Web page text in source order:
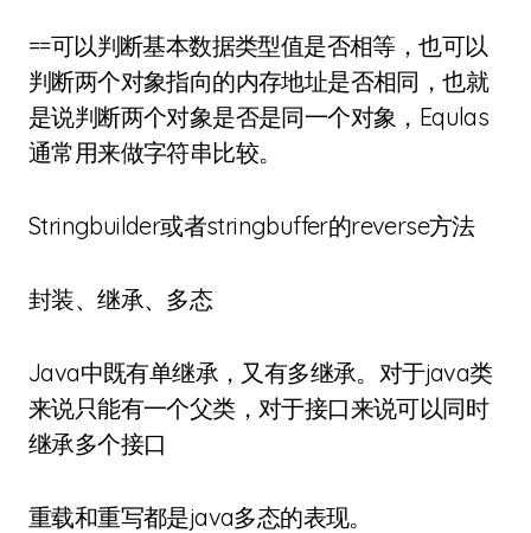
==可以判断基本数据类型值是否相等，也可以
判断两个对象指向的内存地址是否相同，也就
是说判断两个对象是否是同一个对象，Equlas
通常用来做字符串比较。
Stringbuilder或者stringbuffer的reverse方法
封装、继承、多态
Java中既有单继承，又有多继承。对于java类
来说只能有一个父类，对于接口来说可以同时
继承多个接口
重载和重写都是java多态的表现。